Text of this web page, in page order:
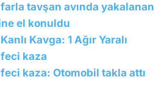
tavşan avında yakalanan
el konuldu
Kavga: 1 Ağır Yaralı
kaza
kaza: Otomobil takla attı